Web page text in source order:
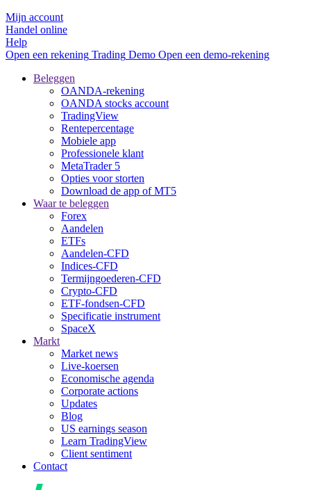
Mijn account
Handel online
Help
Open een rekening Trading Demo Open een demo-rekening
Beleggen
OANDA-rekening
OANDA stocks account
TradingView
Rentepercentage
Mobiele app
Professionele klant
MetaTrader 5
Opties voor storten
Download de app of MT5
Waar te beleggen
Forex
Aandelen
ETFs
Aandelen-CFD
Indices-CFD
Termijngoederen-CFD
Crypto-CFD
ETF-fondsen-CFD
Specificatie instrument
SpaceX
Markt
Market news
Live-koersen
Economische agenda
Corporate actions
Updates
Blog
US earnings season
Learn TradingView
Client sentiment
Contact